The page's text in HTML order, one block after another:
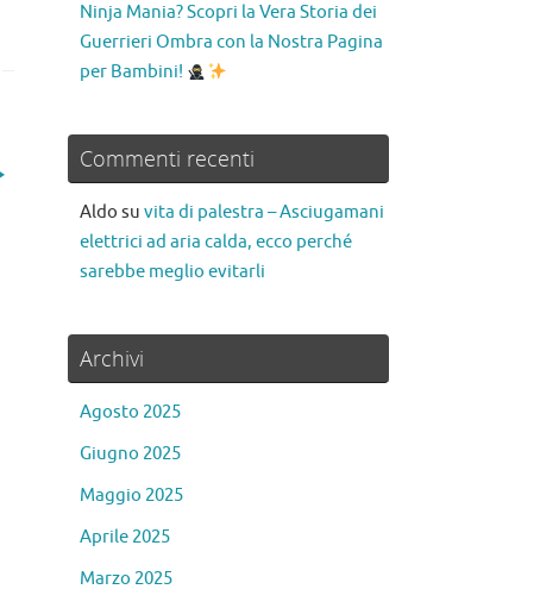
Ninja Mania? Scopri la Vera Storia dei
Guerrieri Ombra con la Nostra Pagina
per Bambini!
Commenti recenti
Aldo su vita di palestra – Asciugamani
elettrici ad aria calda, ecco perché
sarebbe meglio evitarli
Archivi
Agosto 2025
Giugno 2025
Maggio 2025
Aprile 2025
Marzo 2025